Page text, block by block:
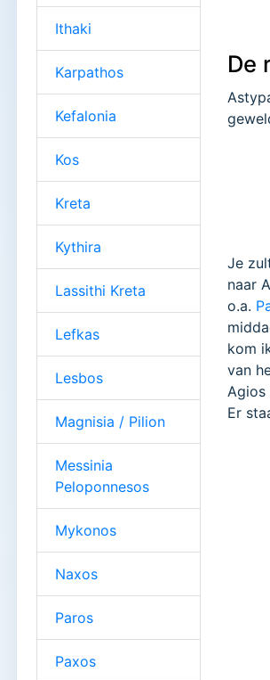
De
Je
naar
o.a.
kom
van
Agios
Er
Ithaki
Karpathos
Kefalonia
Kos
Kreta
Kythira
Lassithi Kreta
Lefkas
Lesbos
Magnisia / Pilion
Messinia
Peloponnesos
Mykonos
Naxos
Paros
Paxos